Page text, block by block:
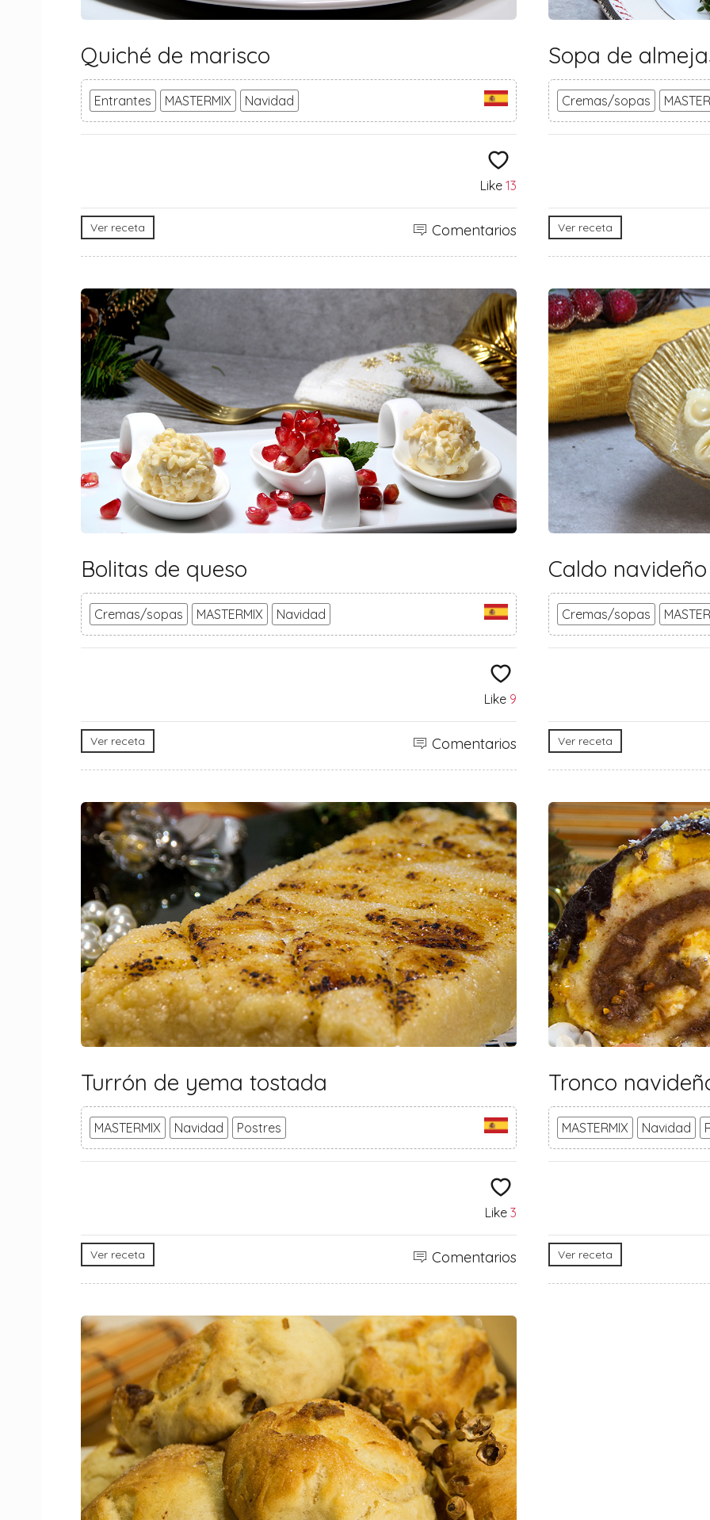
Quiché de marisco
Entrantes MASTERMIX Navidad
Like 13
Ver receta Comentarios
Sopa de
Cremas/sopas
Ver receta
Bolitas de queso
Cremas/sopas MASTERMIX Navidad
Like 9
Ver receta Comentarios
Caldo
Cremas/sopas
Ver receta
Turrón de yema tostada
MASTERMIX Navidad Postres
Like 3
Ver receta Comentarios
Tronco
MASTERMIX Navidad
Ver receta